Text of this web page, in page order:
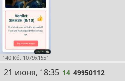
140 Кб, 1079x1551
14
21 июня, 18:35 14 49950112